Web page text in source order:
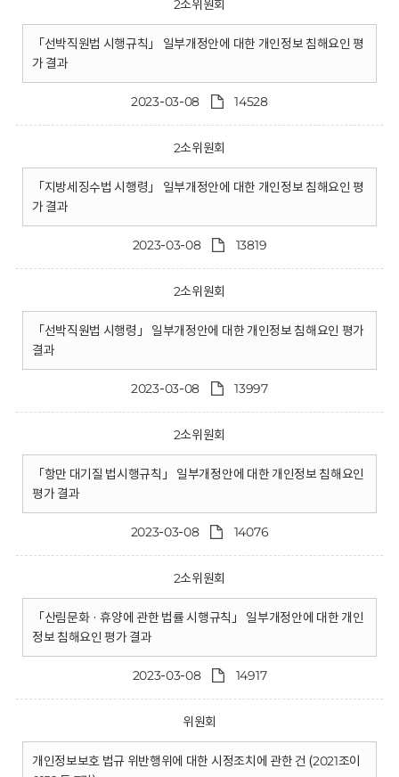
2소위원회
「선박직원법 시행규칙」 일부개정안에 대한 개인정보 침해요인 평
가 결과
2023-03-08 14528
2소위원회
「지방세징수법 시행령」 일부개정안에 대한 개인정보 침해요인 평
가 결과
2023-03-08 13819
2소위원회
「선박직원법 시행령」 일부개정안에 대한 개인정보 침해요인 평가
결과
2023-03-08 13997
2소위원회
「항만 대기질 법시행규칙」 일부개정안에 대한 개인정보 침해요인
평가 결과
2023-03-08 14076
2소위원회
「산림문화 · 휴양에 관한 법률 시행규칙」 일부개정안에 대한 개인
정보 침해요인 평가 결과
2023-03-08 14917
위원회
개인정보보호 법규 위반행위에 대한 시정조치에 관한 건 (2021조이